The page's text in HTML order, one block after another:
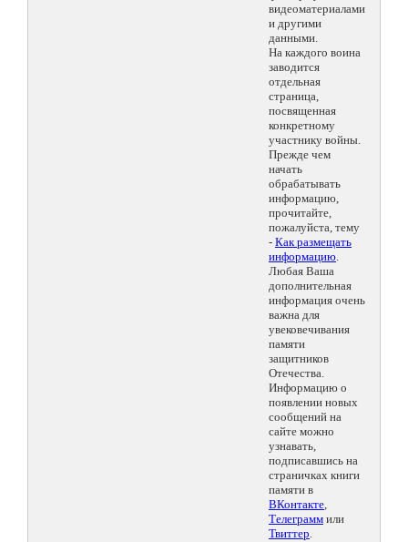
видеоматериалами
и другими
данными.
На каждого воина
заводится
отдельная
страница,
посвященная
конкретному
участнику войны.
Прежде чем
начать
обрабатывать
информацию,
прочитайте,
пожалуйста, тему
- Как размещать
информацию.
Любая Ваша
дополнительная
информация очень
важна для
увековечивания
памяти
защитников
Отечества.
Информацию о
появлении новых
сообщений на
сайте можно
узнавать,
подписавшись на
страничках книги
памяти в
ВКонтакте,
Телеграмм или
Твиттер.